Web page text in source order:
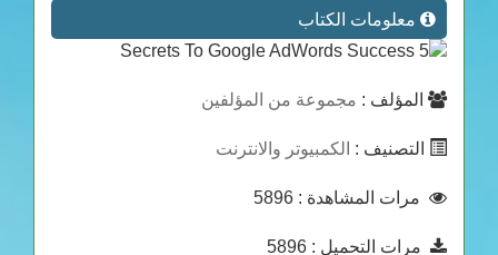
معلومات الكتاب
المؤلف : مجموعة من المؤلفين
التصنيف : الكمبيوتر والانترنت
مرات المشاهدة : 5896
مرات التحميل : 5896